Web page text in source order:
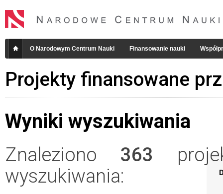
O Narodowym Centrum Nauki Finansowanie nauki
Projekty finansowane
Wyniki wyszukiwania
Znaleziono 363
wyszukiwania: